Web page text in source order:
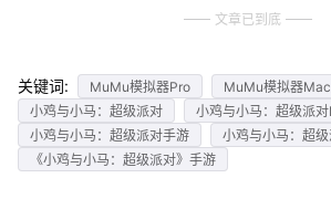
文章已到底
关键词: MuMu模拟器Pro
MuMu模拟器
小鸡与小马：超级派对
小鸡与小马：超级派
小鸡与小马：超级派对手游
小鸡与小马：超
《小鸡与小马：超级派对》手游